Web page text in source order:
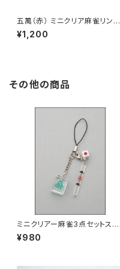
五萬（赤） ミニクリア麻雀リング
3連キーホルダー
¥1,200
その他の商品
ミニクリアー麻雀3点セットスト
ラップ 発
¥980